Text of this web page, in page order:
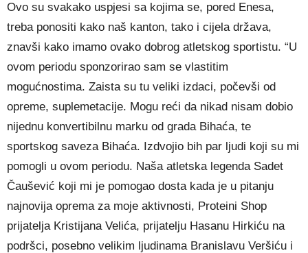
Ovo su svakako uspjesi sa kojima se, pored Enesa,
treba ponositi kako naš kanton, tako i cijela država,
znavši kako imamo ovako dobrog atletskog sportistu. “U
ovom periodu sponzorirao sam se vlastitim
mogućnostima. Zaista su tu veliki izdaci, počevši od
opreme, suplemetacije. Mogu reći da nikad nisam dobio
nijednu konvertibilnu marku od grada Bihaća, te
sportskog saveza Bihaća. Izdvojio bih par ljudi koji su mi
pomogli u ovom periodu. Naša atletska legenda Sadet
Čaušević koji mi je pomogao dosta kada je u pitanju
najnovija oprema za moje aktivnosti, Proteini Shop
prijatelja Kristijana Velića, prijatelju Hasanu Hirkiću na
podršci, posebno velikim ljudinama Branislavu Veršiću i